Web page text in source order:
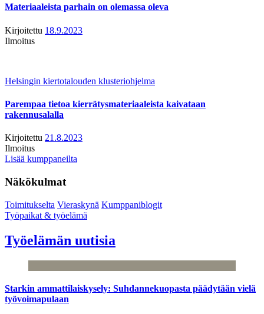
Materiaaleista parhain on olemassa oleva
Kirjoitettu 18.9.2023
Ilmoitus
Helsingin kiertotalouden klusteriohjelma
Parempaa tietoa kierrätysmateriaaleista kaivataan
rakennusalalla
Kirjoitettu 21.8.2023
Ilmoitus
Lisää kumppaneilta
Näkökulmat
Toimitukselta Vieraskynä Kumppaniblogit
Työpaikat & työelämä
Työelämän uutisia
Starkin ammattilaiskysely: Suhdannekuopasta päädytään vielä
työvoimapulaan